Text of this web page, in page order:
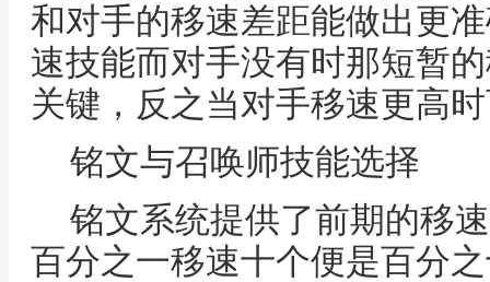
和对手的移速差距能做出更
速技能而对手没有时那短暂
关键，反之当对手移速更高
铭文与召唤师技能选择
铭文系统提供了前期的移
百分之一移速十个便是百分